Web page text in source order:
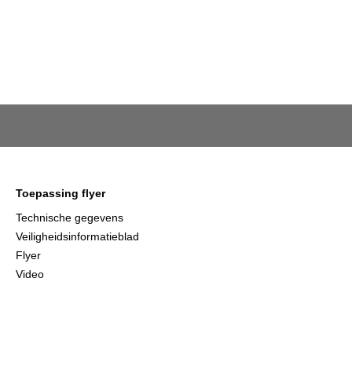
Toepassing flyer
Technische gegevens
Veiligheidsinformatieblad
Flyer
Video